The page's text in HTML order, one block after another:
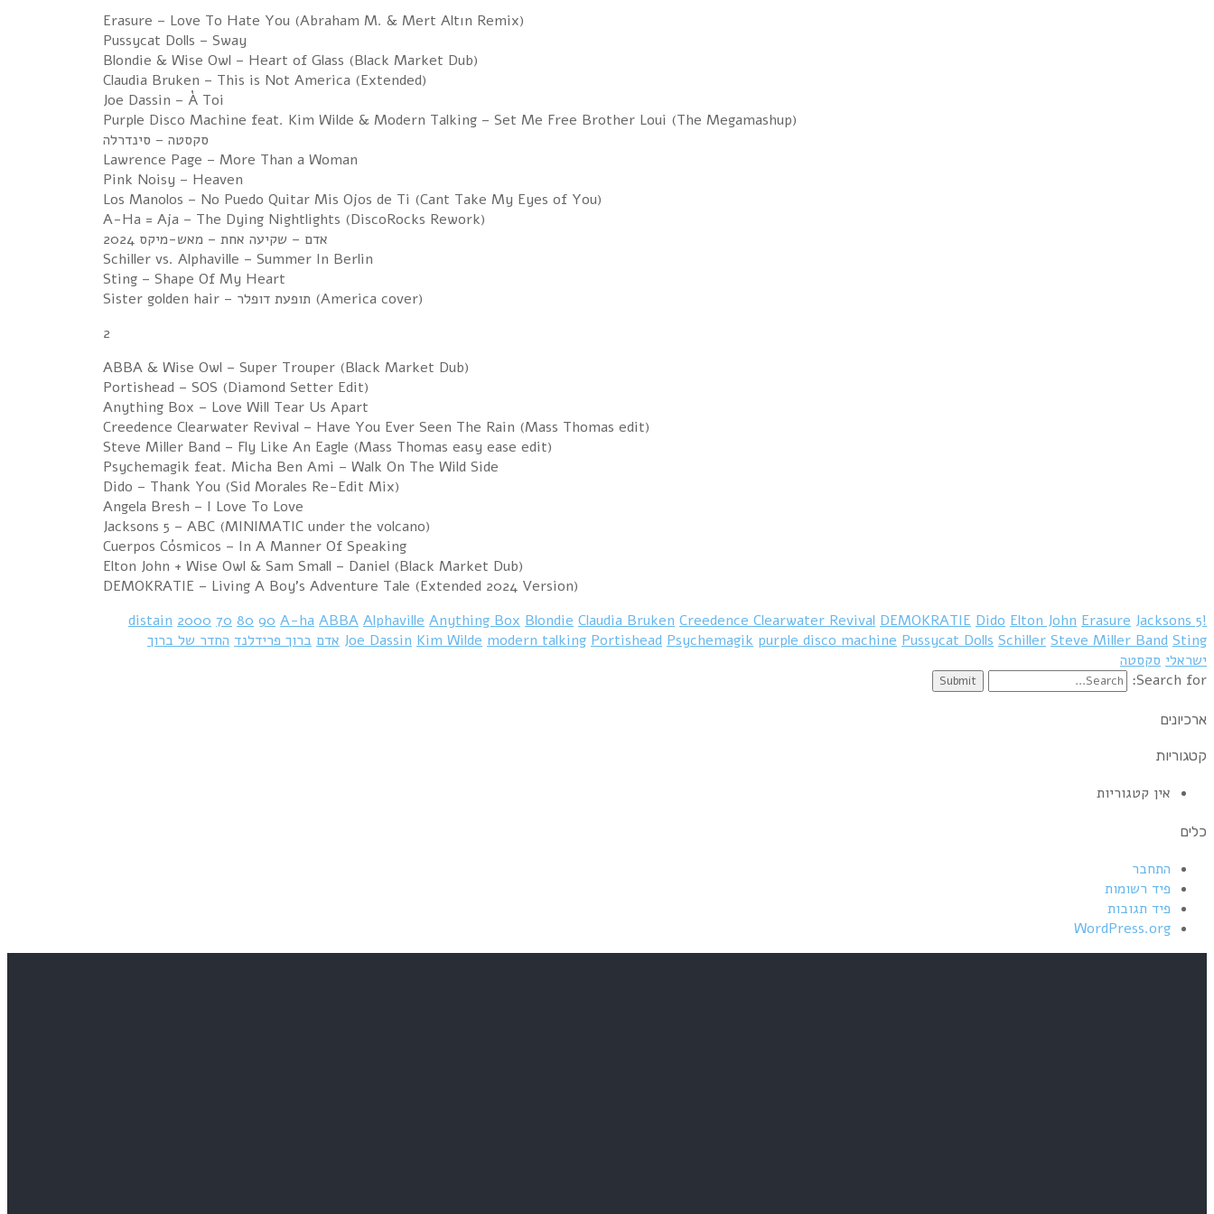
Erasure – Love To Hate You (Abraham M. & Mert Altın Remix)
Pussycat Dolls – Sway
Blondie & Wise Owl – Heart of Glass (Black Market Dub)
Claudia Bruken – This is Not America (Extended)
Joe Dassin – À Toi
Purple Disco Machine feat. Kim Wilde & Modern Talking – Set Me Free Brother Loui (The Megamashup)
סקסטה – סינדרלה
Lawrence Page – More Than a Woman
Pink Noisy – Heaven
Los Manolos – No Puedo Quitar Mis Ojos de Ti (Cant Take My Eyes of You)
A-Ha = Aja – The Dying Nightlights (DiscoRocks Rework)
אדם – שקיעה אחת – מאש-מיקס 2024
Schiller vs. Alphaville – Summer In Berlin
Sting – Shape Of My Heart
Sister golden hair – תופעת דופלר (America cover)
2
ABBA & Wise Owl – Super Trouper (Black Market Dub)
Portishead – SOS (Diamond Setter Edit)
Anything Box – Love Will Tear Us Apart
Creedence Clearwater Revival – Have You Ever Seen The Rain (Mass Thomas edit)
Steve Miller Band – Fly Like An Eagle (Mass Thomas easy ease edit)
Psychemagik feat. Micha Ben Ami – Walk On The Wild Side
Dido – Thank You (Sid Morales Re-Edit Mix)
Angela Bresh – I Love To Love
Jacksons 5 – ABC (MINIMATIC under the volcano)
Cuerpos Cósmicos – In A Manner Of Speaking
Elton John + Wise Owl & Sam Small – Daniel (Black Market Dub)
DEMOKRATIE – Living A Boy’s Adventure Tale (Extended 2024 Version)
!distain
2000 70 80 90 A-ha ABBA Alphaville Anything Box Blondie Claudia Bruken Creedence Clearwater Revival DEMOKRATIE Dido Elton John Erasure Jacksons 5
Joe Dassin Kim Wilde modern talking Portishead Psychemagik purple disco machine Pussycat Dolls Schiller Steve Miller Band Sting אדם ברוך פרידלנד החדר של ברוך
ישראלי סקסטה
Search for:
ארכיונים
קטגוריות
אין קטגוריות
כלים
התחבר
פיד רשומות
פיד תגובות
WordPress.org